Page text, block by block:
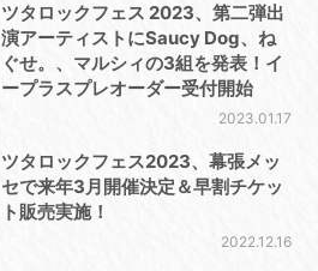
ツタロックフェス 2023、第二弾出
演アーティストにSaucy Dog、ね
ぐせ。、マルシィの3組を発表！イ
ープラスプレオーダー受付開始
2023.01.17
ツタロックフェス2023、幕張メッ
セで来年3月開催決定＆早割チケッ
ト販売実施！
2022.12.16